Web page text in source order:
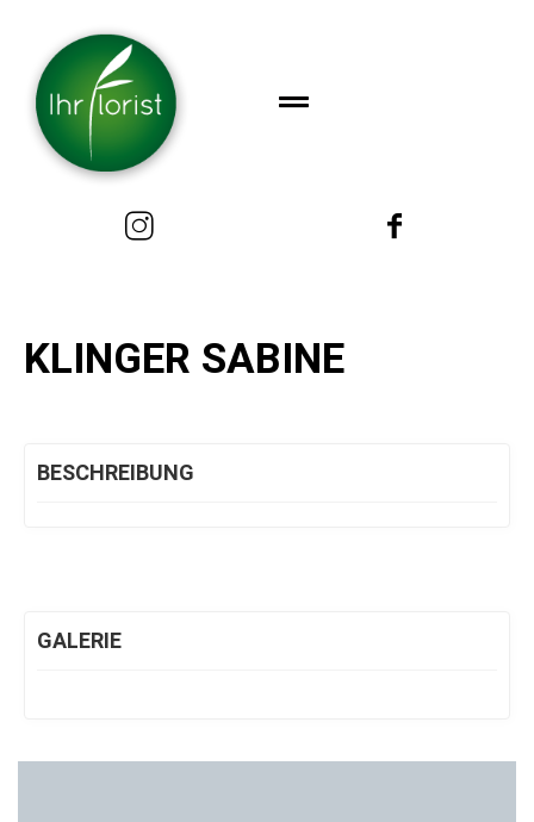
KLINGER SABINE
BESCHREIBUNG
GALERIE